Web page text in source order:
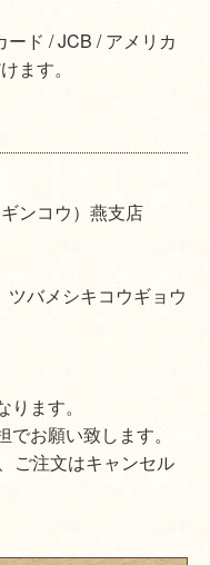
ド / JCB / アメリカ
ます。
ンコウ）燕支店
バメシキコウギョウ
ます。
お願い致します。
ご注文はキャンセル